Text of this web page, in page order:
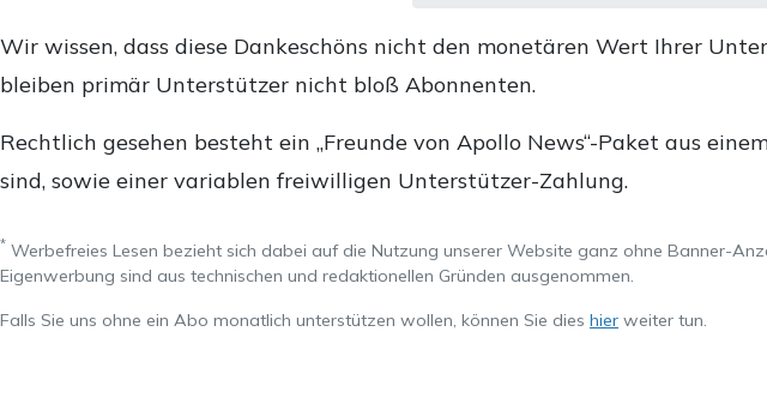
Wir wissen, dass diese Dankeschöns nicht den monetären Wert Ihrer
bleiben primär Unterstützer nicht bloß Abonnenten.
Rechtlich gesehen besteht ein „Freunde von Apollo News“-Paket aus
sind, sowie einer variablen freiwilligen Unterstützer-Zahlung.
* Werbefreies Lesen bezieht sich dabei auf die Nutzung unserer Website ganz ohne Banner-
Eigenwerbung sind aus technischen und redaktionellen Gründen ausgenommen.
Falls Sie uns ohne ein Abo monatlich unterstützen wollen, können Sie dies hier weiter tun.